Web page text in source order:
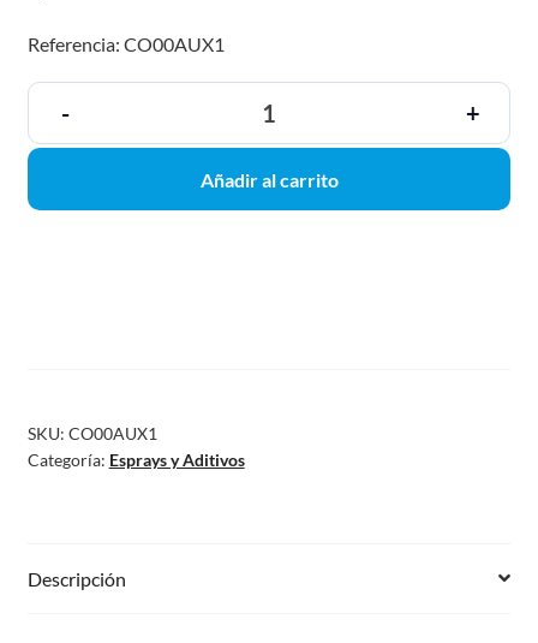
Referencia: CO00AUX1
- +
Añadir al carrito
SKU: CO00AUX1
Categoría: Esprays y Aditivos
Descripción